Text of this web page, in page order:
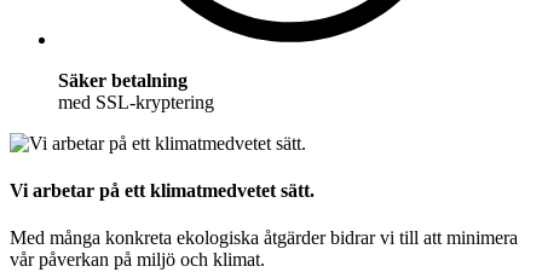
Säker betalning
med SSL-kryptering
Vi arbetar på ett klimatmedvetet sätt.
Med många konkreta ekologiska åtgärder bidrar vi till att minimera
vår påverkan på miljö och klimat.